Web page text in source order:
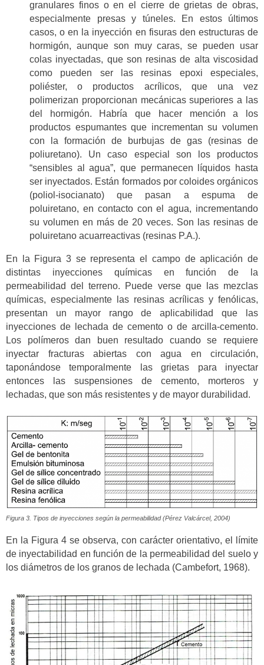
granulares finos o en el cierre de grietas de obras,
especialmente presas y túneles. En estos últimos
casos, o en la inyección en fisuras den estructuras de
hormigón, aunque son muy caras, se pueden usar
colas inyectadas, que son resinas de alta viscosidad
como pueden ser las resinas epoxi especiales,
poliéster, o productos acrílicos, que una vez
polimerizan proporcionan mecánicas superiores a las
del hormigón. Habría que hacer mención a los
productos espumantes que incrementan su volumen
con la formación de burbujas de gas (resinas de
poliuretano). Un caso especial son los productos
“sensibles al agua”, que permanecen líquidos hasta
ser inyectados. Están formados por coloides orgánicos
(poliol-isocianato) que pasan a espuma de
poluiretano, en contacto con el agua, incrementando
su volumen en más de 20 veces. Son las resinas de
poluiretano acuarreactivas (resinas P.A.).
En la Figura 3 se representa el campo de aplicación de
distintas inyecciones químicas en función de la
permeabilidad del terreno. Puede verse que las mezclas
químicas, especialmente las resinas acrílicas y fenólicas,
presentan un mayor rango de aplicabilidad que las
inyecciones de lechada de cemento o de arcilla-cemento.
Los polímeros dan buen resultado cuando se requiere
inyectar fracturas abiertas con agua en circulación,
taponándose temporalmente las grietas para inyectar
entonces las suspensiones de cemento, morteros y
lechadas, que son más resistentes y de mayor durabilidad.
Figura 3. Tipos de inyecciones según la permeabilidad (Pérez Valcárcel, 2004)
En la Figura 4 se observa, con carácter orientativo, el límite
de inyectabilidad en función de la permeabilidad del suelo y
los diámetros de los granos de lechada (Cambefort, 1968).